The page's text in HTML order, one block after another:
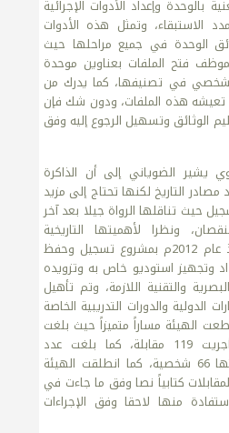
بالوحدة وإعداد الأدوات الإجرائية
الاستبقاء، وتمثل هذه الأدوات
الوحدة في جميع مراحلها حيث
فتح الملفات بعناوين موحدة
في تصنيفها، كما يدرك من
تعيشه هذه الملفات، ودون شك فإن
الوثائق وتسهيل الرجوع إليه وفق
يشير الضوياني إلى أن الذاكرة
التاريخ لكنها تحتاج إلى مزيد
حيث تناقلها الرواة جيلا بعد آخر
ونظرا لأهميتها التاريخية
والعلمية شرعت الهيئة منذ عام 2012م بمشروع تسجيل وحفظ
وتجهيز استوديو خاص به وتزويده
والتقنية اللازمة، وتم تأهيل
الدولية والدورات التدريبية الخاصة
الهيئة مساراً متميزاً حيث بلغت
عدد المقابلات التي تم أجريت 119 مقابلة، كما بلغت عدد
الشخصيات التي تم مقابلتها 66 شخصية، كما انطلقت الهيئة
كتابياً نصا وفق ما جاءت في
منها لاحقا وفق الإجراءات